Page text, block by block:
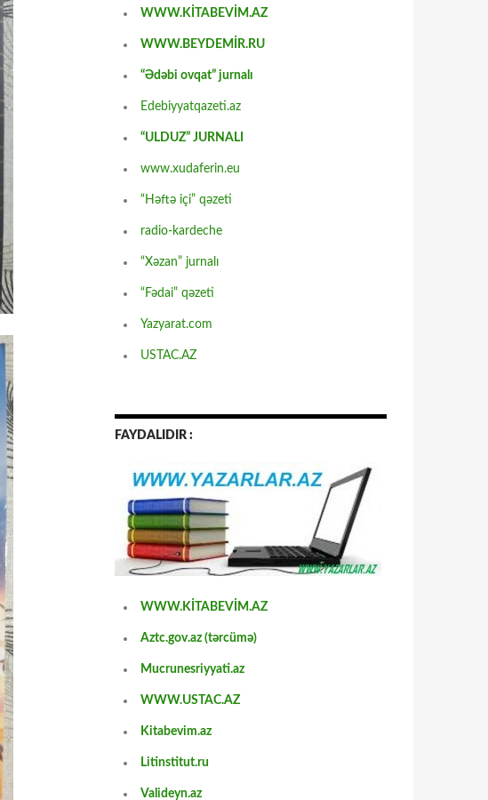
WWW.KİTABEVİM.AZ
WWW.BEYDEMİR.RU
“Ədəbi ovqat” jurnalı
Edebiyyatqazeti.az
“ULDUZ” JURNALI
www.xudaferin.eu
“Həftə içi” qəzeti
radio-kardeche
“Xəzan” jurnalı
“Fədai” qəzeti
Yazyarat.com
USTAC.AZ
FAYDALIDIR :
WWW.KİTABEVİM.AZ
Aztc.gov.az (tərcümə)
Mucrunesriyyati.az
WWW.USTAC.AZ
Kitabevim.az
Litinstitut.ru
Valideyn.az